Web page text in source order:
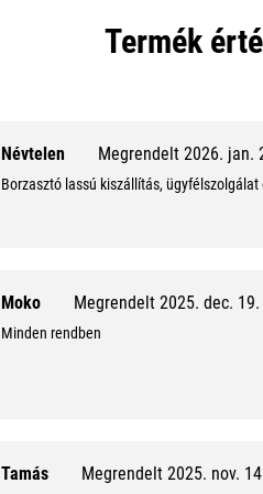
Termék ,
0
%
/
Névtelen Megrendelt 2026. jan.
Borzasztó lassú kiszállítás,
Moko Megrendelt 2025. dec. 19.
Minden rendben
Tamás Megrendelt 2025. nov.